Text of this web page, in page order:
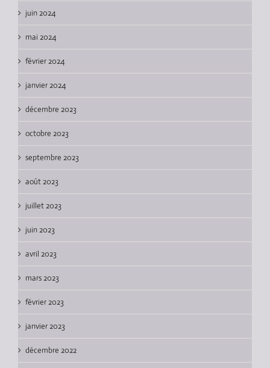
juin 2024
mai 2024
février 2024
janvier 2024
décembre 2023
octobre 2023
septembre 2023
août 2023
juillet 2023
juin 2023
avril 2023
mars 2023
février 2023
janvier 2023
décembre 2022